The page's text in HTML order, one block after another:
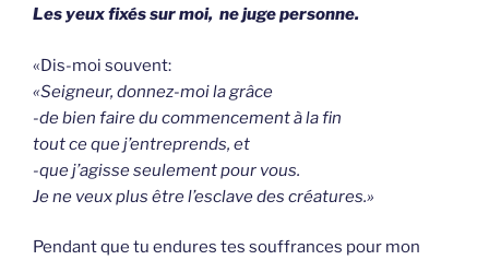
Les yeux fixés sur moi, ne juge personne.
«Dis-moi souvent:
«Seigneur, donnez-moi la grâce
-de bien faire du commencement à la fin
tout ce que j’entreprends, et
-que j’agisse seulement pour vous.
Je ne veux plus être l’esclave des créatures.»
Pendant que tu endures tes souffrances pour mon